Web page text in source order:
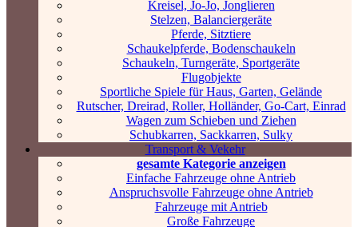
Kreisel, Jo-Jo, Jonglieren
Stelzen, Balanciergeräte
Pferde, Sitztiere
Schaukelpferde, Bodenschaukeln
Schaukeln, Turngeräte, Sportgeräte
Flugobjekte
Sportliche Spiele für Haus, Garten, Gelände
Rutscher, Dreirad, Roller, Holländer, Go-Cart, Einrad
Wagen zum Schieben und Ziehen
Schubkarren, Sackkarren, Sulky
Transport & Vekehr
gesamte Kategorie anzeigen
Einfache Fahrzeuge ohne Antrieb
Anspruchsvolle Fahrzeuge ohne Antrieb
Fahrzeuge mit Antrieb
Große Fahrzeuge